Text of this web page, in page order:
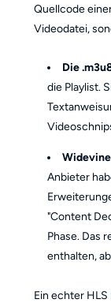
Quellcode
Videodatei,
Die
die Playlist.
Anbieter
"Content
Phase. Das
enthalten,
Ein echter